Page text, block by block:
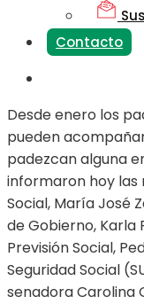
Contacto
Desde enero los
pueden
padezcan alguna
informaron hoy las
Social, María José
de Gobierno, Karla
Previsión Social,
Seguridad Social
senadora Carolina